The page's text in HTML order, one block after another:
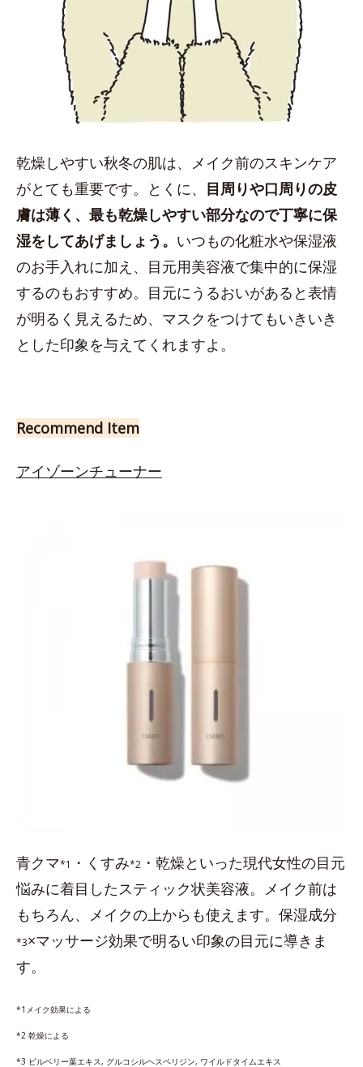
乾燥しやすい秋冬の肌は、メイク前のスキンケア
がとても重要です。とくに、 目周りや口周りの皮
膚は薄く、最も乾燥しやすい部分なので丁寧に保
湿をしてあげましょう。 いつもの化粧水や保湿液
のお手入れに加え、目元用美容液で集中的に保湿
するのもおすすめ。目元にうるおいがあると表情
が明るく見えるため、マスクをつけてもいきいき
とした印象を与えてくれますよ。
Recommend Item
アイゾーンチューナー
青クマ*1 ・くすみ*2 ・乾燥といった現代女性の目元
悩みに着目したスティック状美容液。メイク前は
もちろん、メイクの上からも使えます。保湿成分
*3×マッサージ効果で明るい印象の目元に導きま
す。
*1メイク効果による
*2 乾燥による
*3 ビルベリー葉エキス, グルコシルヘスペリジン, ワイルドタイムエキス